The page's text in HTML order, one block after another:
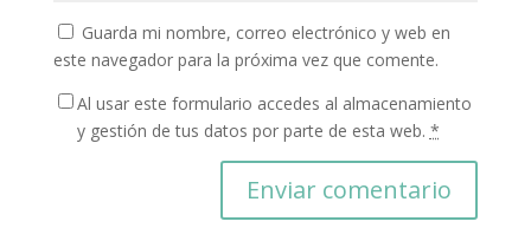
Guarda mi nombre, correo electrónico y web en
este navegador para la próxima vez que comente.
Al usar este formulario accedes al almacenamiento
y gestión de tus datos por parte de esta web. *